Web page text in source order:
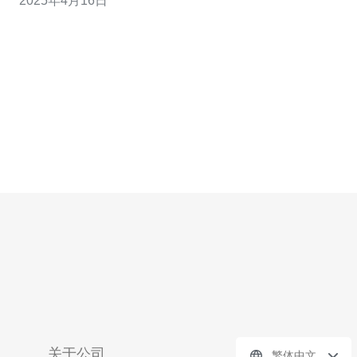
的特色，使其成为玩家们的首选。首先，它提供了稳定的
关于公司